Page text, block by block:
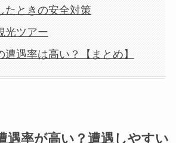
たときの安全対策
光ツアー
遭遇率は高い？【まとめ】
遇率が高い？遭遇しやすい